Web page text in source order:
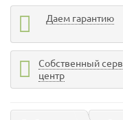
Даем гарантию
Собственный
центр